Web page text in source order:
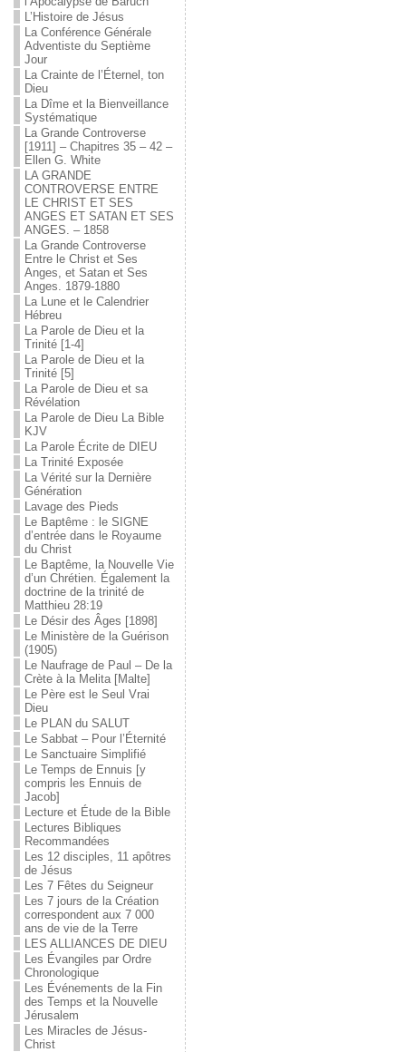
L’Histoire de Jésus
La Conférence Générale
Adventiste du Septième
Jour
La Crainte de l’Éternel, ton
Dieu
La Dîme et la Bienveillance
Systématique
La Grande Controverse
[1911] – Chapitres 35 – 42 –
Ellen G. White
LA GRANDE
CONTROVERSE ENTRE
LE CHRIST ET SES
ANGES ET SATAN ET SES
ANGES. – 1858
La Grande Controverse
Entre le Christ et Ses
Anges, et Satan et Ses
Anges. 1879-1880
La Lune et le Calendrier
Hébreu
La Parole de Dieu et la
Trinité [1-4]
La Parole de Dieu et la
Trinité [5]
La Parole de Dieu et sa
Révélation
La Parole de Dieu La Bible
KJV
La Parole Écrite de DIEU
La Trinité Exposée
La Vérité sur la Dernière
Génération
Lavage des Pieds
Le Baptême : le SIGNE
d’entrée dans le Royaume
du Christ
Le Baptême, la Nouvelle Vie
d’un Chrétien. Également la
doctrine de la trinité de
Matthieu 28:19
Le Désir des Âges [1898]
Le Ministère de la Guérison
(1905)
Le Naufrage de Paul – De la
Crète à la Melita [Malte]
Le Père est le Seul Vrai
Dieu
Le PLAN du SALUT
Le Sabbat – Pour l’Éternité
Le Sanctuaire Simplifié
Le Temps de Ennuis [y
compris les Ennuis de
Jacob]
Lecture et Étude de la Bible
Lectures Bibliques
Recommandées
Les 12 disciples, 11 apôtres
de Jésus
Les 7 Fêtes du Seigneur
Les 7 jours de la Création
correspondent aux 7 000
ans de vie de la Terre
LES ALLIANCES DE DIEU
Les Évangiles par Ordre
Chronologique
Les Événements de la Fin
des Temps et la Nouvelle
Jérusalem
Les Miracles de Jésus-
Christ